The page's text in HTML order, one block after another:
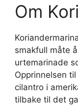
Om
smakfull måte
urtemarinade
Opprinnelsen
cilantro i
tilbake til det